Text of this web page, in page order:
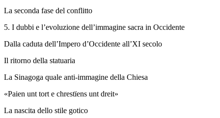
La seconda fase del conflitto
5. I dubbi e l’evoluzione dell’immagine sacra in Occidente
Dalla caduta dell’Impero d’Occidente all’XI secolo
Il ritorno della statuaria
La Sinagoga quale anti-immagine della Chiesa
«Paien unt tort e chrestïens unt dreit»
La nascita dello stile gotico